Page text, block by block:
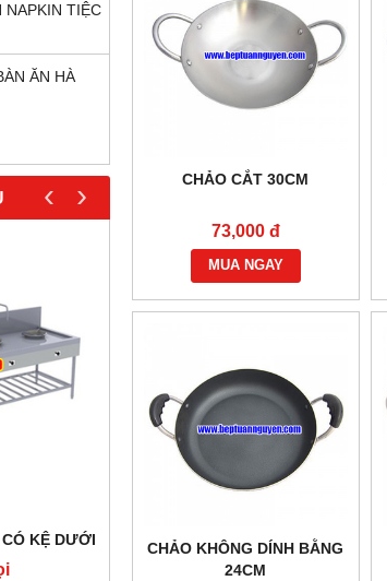
NAPKIN TIỆC
ĂN HÀ
KỆ DƯỚI BẾP HẦM THAN ĐÁ KHÔNG GÁY
Vui lòng gọi
‹ › CHẢO CẮT 30CM
73,000 đ
MUA NGAY
CHẢO KHÔNG DÍNH BẰNG
24CM